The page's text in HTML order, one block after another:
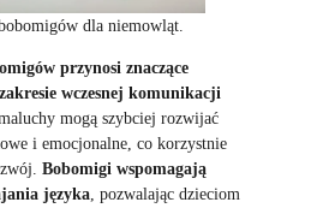
dla niemowląt.
przynosi znaczące
wczesnej komunikacji
mogą szybciej rozwijać
i emocjonalne, co korzystnie
Bobomigi wspomagają
języka, pozwalając dzieciom